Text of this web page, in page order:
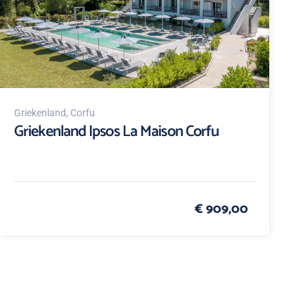
Griekenland, Corfu
Griekenland Ipsos La Maison Corfu
€ 909,00